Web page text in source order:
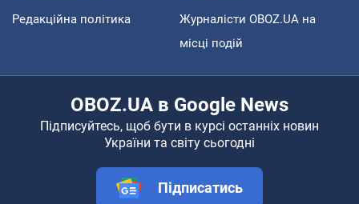
Редакційна політика
Журналісти OBOZ.UA на
місці подій
OBOZ.UA в Google News
Підписуйтесь, щоб бути в курсі останніх новин
України та світу сьогодні
Підписатись